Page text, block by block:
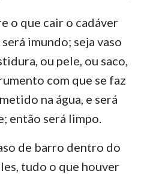
4 5 6
7
11 12 13
14
18 19 20
21
25 26 27
o que cair o cadáver
imundo; seja vaso
ou pele, ou saco,
com que se faz
na água, e será
então será limpo.
de barro dentro do
tudo o que houver